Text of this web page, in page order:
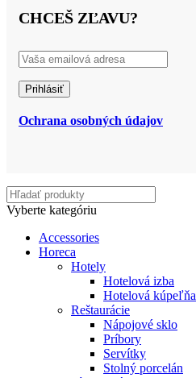
CHCEŠ ZĽAVU?
Ochrana osobných údajov
Vyberte kategóriu
Accessories
Horeca
Hotely
Hotelová izba
Hotelová kúpeľňa
Reštaurácie
Nápojové sklo
Príbory
Servítky
Stolný porcelán